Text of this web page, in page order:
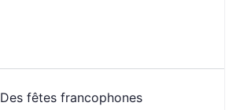
Des fêtes francophones